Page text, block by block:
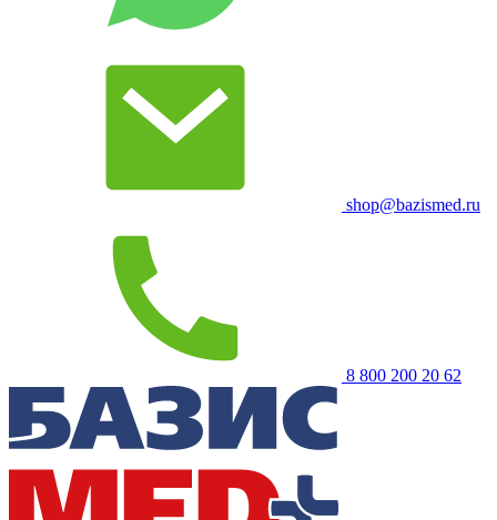
shop@bazismed.ru
8 800 200 20 62